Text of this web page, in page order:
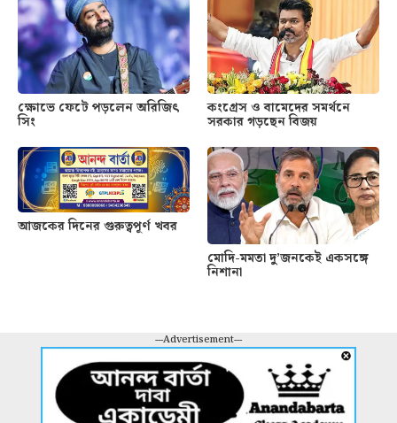
ক্ষোভে ফেটে পড়লেন অরিজিৎ
সিং
কংগ্রেস ও বামেদের সমর্থনে
সরকার গড়ছেন বিজয়
আজকের দিনের গুরুত্বপূর্ণ খবর
মোদি-মমতা দু’জনকেই একসঙ্গে
নিশানা
---Advertisement---